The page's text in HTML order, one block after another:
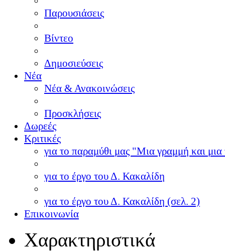
Παρουσιάσεις
Βίντεο
Δημοσιεύσεις
Νέα
Νέα & Ανακοινώσεις
Προσκλήσεις
Δωρεές
Κριτικές
για το παραμύθι μας "Μια γραμμή και μια
για το έργο του Δ. Κακαλίδη
για το έργο του Δ. Κακαλίδη (σελ. 2)
Επικοινωνία
Χαρακτηριστικά